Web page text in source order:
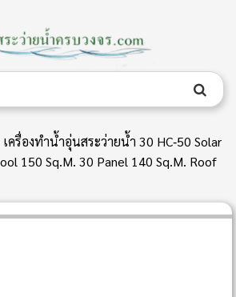
เครื่องทำน้ำอุ่นสระว่ายน้ำ 30 HC‐50 Solar
150 Sq.M. 30 Panel 140 Sq.M. Roof